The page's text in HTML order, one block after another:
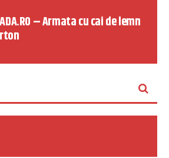
– Armata cu cai de lemn